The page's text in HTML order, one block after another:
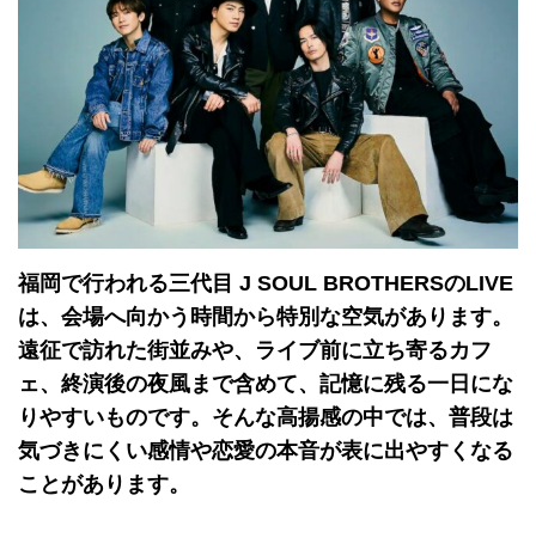
福岡で行われる三代目 J SOUL BROTHERSのLIVE
は、会場へ向かう時間から特別な空気があります。
遠征で訪れた街並みや、ライブ前に立ち寄るカフ
ェ、終演後の夜風まで含めて、記憶に残る一日にな
りやすいものです。そんな高揚感の中では、普段は
気づきにくい感情や恋愛の本音が表に出やすくなる
ことがあります。